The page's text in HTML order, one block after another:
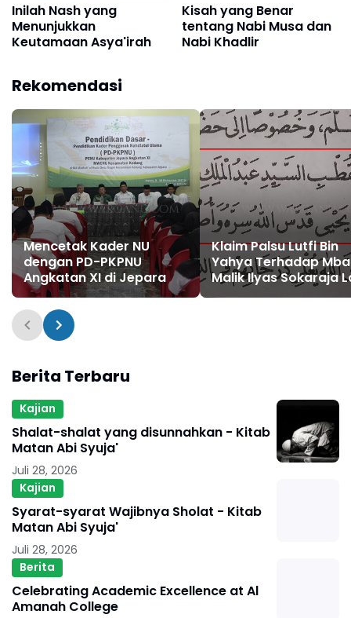
Inilah Nash yang
Menunjukkan
Keutamaan Asya'irah
Kisah yang Benar
tentang Nabi Musa dan
Nabi Khadlir
Rekomendasi
Mencetak Kader NU
dengan PD-PKPNU
Angkatan XI di Jepara
Klaim Palsu Lutfi Bin
Yahya Terhadap
Malik Ilyas Sokaraja
Banyumas
Berita Terbaru
Kajian
Shalat-shalat yang disunnahkan - Kitab
Matan Abi Syuja'
Juli 28, 2026
Kajian
Syarat-syarat Wajibnya Sholat - Kitab
Matan Abi Syuja'
Juli 28, 2026
Berita
Celebrating Academic Excellence at Al
Amanah College